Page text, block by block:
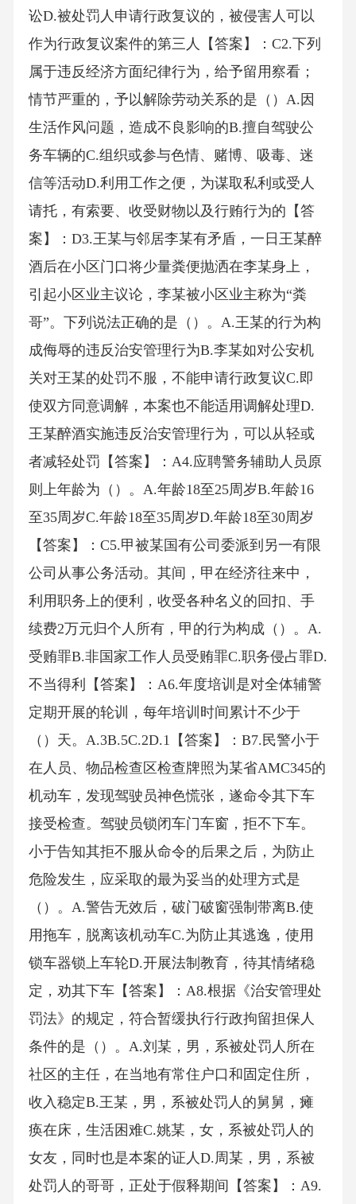
讼D.被处罚人申请行政复议的，被侵害人可以
作为行政复议案件的第三人【答案】：C2.下列
属于违反经济方面纪律行为，给予留用察看；
情节严重的，予以解除劳动关系的是（）A.因
生活作风问题，造成不良影响的B.擅自驾驶公
务车辆的C.组织或参与色情、赌博、吸毒、迷
信等活动D.利用工作之便，为谋取私利或受人
请托，有索要、收受财物以及行贿行为的【答
案】：D3.王某与邻居李某有矛盾，一日王某醉
酒后在小区门口将少量粪便抛洒在李某身上，
引起小区业主议论，李某被小区业主称为“粪
哥”。下列说法正确的是（）。A.王某的行为构
成侮辱的违反治安管理行为B.李某如对公安机
关对王某的处罚不服，不能申请行政复议C.即
使双方同意调解，本案也不能适用调解处理D.
王某醉酒实施违反治安管理行为，可以从轻或
者减轻处罚【答案】：A4.应聘警务辅助人员原
则上年龄为（）。A.年龄18至25周岁B.年龄16
至35周岁C.年龄18至35周岁D.年龄18至30周岁
【答案】：C5.甲被某国有公司委派到另一有限
公司从事公务活动。其间，甲在经济往来中，
利用职务上的便利，收受各种名义的回扣、手
续费2万元归个人所有，甲的行为构成（）。A.
受贿罪B.非国家工作人员受贿罪C.职务侵占罪D.
不当得利【答案】：A6.年度培训是对全体辅警
定期开展的轮训，每年培训时间累计不少于
（）天。A.3B.5C.2D.1【答案】：B7.民警小于
在人员、物品检查区检查牌照为某省AMC345的
机动车，发现驾驶员神色慌张，遂命令其下车
接受检查。驾驶员锁闭车门车窗，拒不下车。
小于告知其拒不服从命令的后果之后，为防止
危险发生，应采取的最为妥当的处理方式是
（）。A.警告无效后，破门破窗强制带离B.使
用拖车，脱离该机动车C.为防止其逃逸，使用
锁车器锁上车轮D.开展法制教育，待其情绪稳
定，劝其下车【答案】：A8.根据《治安管理处
罚法》的规定，符合暂缓执行行政拘留担保人
条件的是（）。A.刘某，男，系被处罚人所在
社区的主任，在当地有常住户口和固定住所，
收入稳定B.王某，男，系被处罚人的舅舅，瘫
痪在床，生活困难C.姚某，女，系被处罚人的
女友，同时也是本案的证人D.周某，男，系被
处罚人的哥哥，正处于假释期间【答案】：A9.